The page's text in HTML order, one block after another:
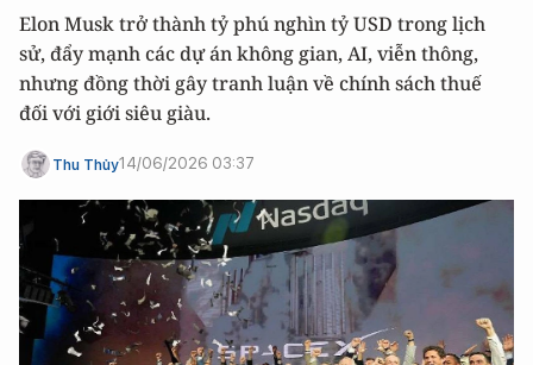
Elon Musk trở thành tỷ phú nghìn tỷ USD trong lịch
sử, đẩy mạnh các dự án không gian, AI, viễn thông,
nhưng đồng thời gây tranh luận về chính sách thuế
đối với giới siêu giàu.
Thu Thủy14/06/2026 03:37